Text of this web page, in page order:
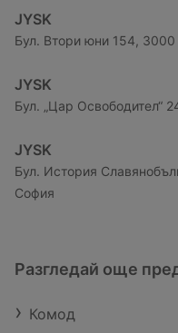
JYSK
Бул. Втори юни 154,
JYSK
Бул. „Цар Освободител“
JYSK
Бул. История
София
Разгледай още
Комод